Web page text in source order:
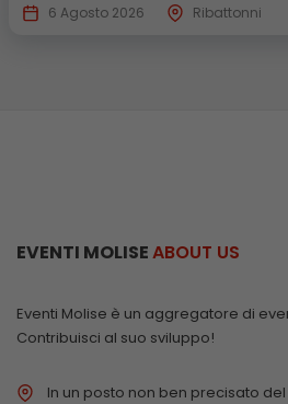
6 Agosto 2026 Ribattonni
EVENTI MOLISEABOUT US
Eventi Molise è un aggregatore di
Contribuisci al suo sviluppo!
In un posto non ben precisato del